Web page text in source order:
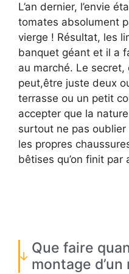
L’an dernier, l’envie
tomates absolument
vierge ! Résultat, les
banquet géant et il a
au marché. Le secret,
peut,être juste deux
terrasse ou un petit
accepter que la
surtout ne pas oublier
les propres
bêtises qu’on finit
Que faire
montage